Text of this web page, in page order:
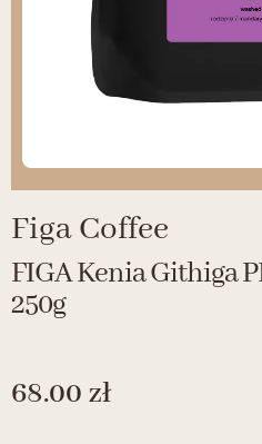
Figa Coffee
FIGA Kenia Githiga
250g
68.00 zł